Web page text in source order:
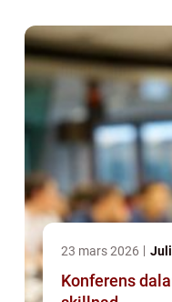
23 mars 2026
Konferens dalarna möten